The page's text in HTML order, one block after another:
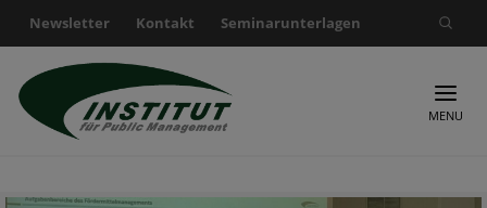
Newsletter Kontakt Seminarunterlagen
Suche nach:
MENU